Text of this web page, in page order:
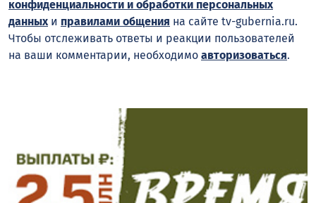
конфиденциальности и обработки персональных
данныхи правилами общения на сайте tv-gubernia.ru.
Чтобы отслеживать ответы и реакции пользователей
на ваши комментарии, необходимо авторизоваться.